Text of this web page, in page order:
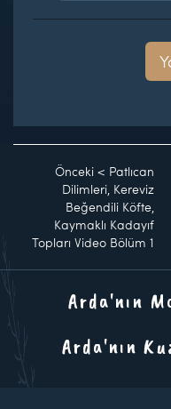
Önceki < Patlıcan
Dilimleri, Kereviz
Beğendili Köfte,
Kaymaklı Kadayıf
Topları Video Bölüm 1
Arda'nın
Arda'nın